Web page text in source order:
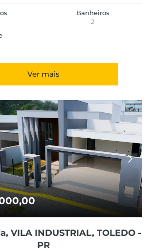
Banheiros
2
Ver mais
VILA INDUSTRIAL, TOLEDO -
PR